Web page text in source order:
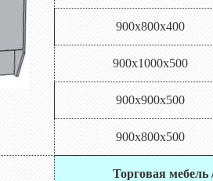
900х800х400
900х1000х500
900х900х500
900х800х500
Торговая